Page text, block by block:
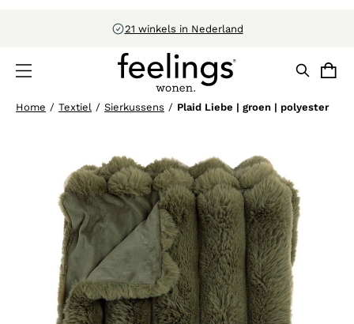
Configureer in 3D
Home / Textiel / Sierkussens / Plaid Liebe | groen | polyester